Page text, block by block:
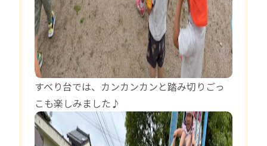
すべり台では、カンカンカンと踏み切りごっ
こも楽しみました♪